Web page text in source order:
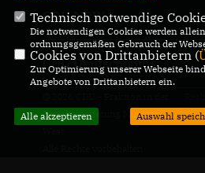
CDU NRW
CDU Deutschlands
Bezirksvertretung Münster-
Technisch notwendige
Die notwendigen Cookies werden
ordnungsgemäßen Gebrauch der
Cookies von Drittanbietern (
Zur Optimierung unserer Webseite
Angebote von Drittanbietern ein.
Alle akzeptieren Auswahl